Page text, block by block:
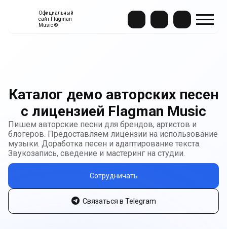
Официальный
сайт Flagman
Music ©
Каталог демо авторских песен
с лицензией Flagman Music
Пишем авторские песни для брендов, артистов и
блогеров. Предоставляем лицензии на использование
музыки. Доработка песен и адаптирование текста.
Звукозапись, сведение и мастеринг на студии.
Сотрудничать
Связаться в Telegram